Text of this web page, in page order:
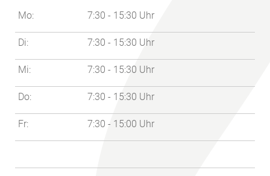
Mo: 7:30 - 15:30 Uhr
Di: 7:30 - 15:30 Uhr
Mi: 7:30 - 15:30 Uhr
Do: 7:30 - 15:30 Uhr
Fr: 7:30 - 15:00 Uhr